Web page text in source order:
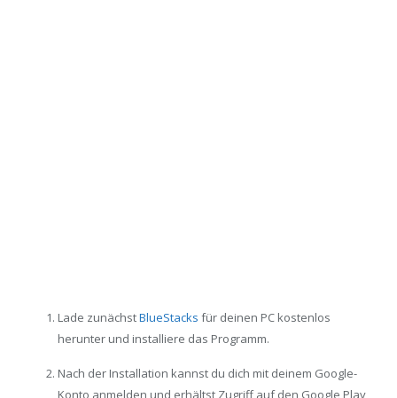
Lade zunächstBlueStacks für deinen PC kostenlos
herunter und installiere das Programm.
Nach der Installation kannst du dich mit deinem Google-
Konto anmelden und erhältst Zugriff auf den Google Play